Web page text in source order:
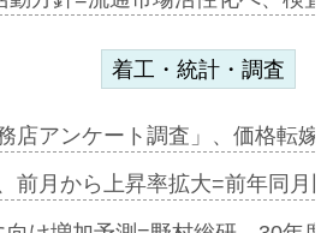
着工・統計・調査
店アンケート調査」、価格転
前月から上昇率拡大=前年同